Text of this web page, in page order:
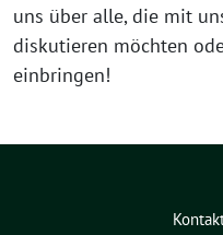
uns über alle, die mit
diskutieren möchten
einbringen!